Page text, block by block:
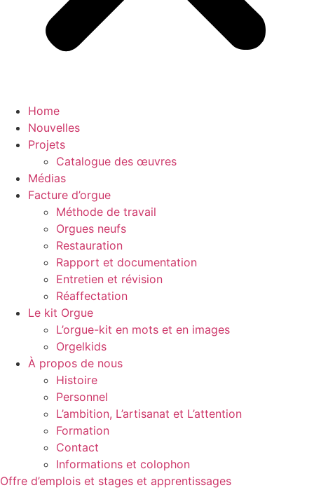
Home
Nouvelles
Projets
Catalogue des œuvres
Médias
Facture d’orgue
Méthode de travail
Orgues neufs
Restauration
Rapport et documentation
Entretien et révision
Réaffectation
Le kit Orgue
L’orgue-kit en mots et en images
Orgelkids
À propos de nous
Histoire
Personnel
L’ambition, L’artisanat et L’attention
Formation
Contact
Informations et colophon
Offre d’emplois et stages et apprentissages